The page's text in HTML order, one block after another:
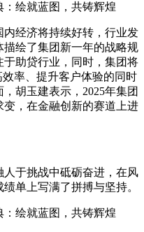
内经济将持续好转，行业发
绘了集团新一年的战略规
助贷行业，同时，集团将
率、提升客户体验的同时
胡玉建表示，2025年集团
，在金融创新的赛道上进
人于挑战中砥砺奋进，在风
单上写满了拼搏与坚持。